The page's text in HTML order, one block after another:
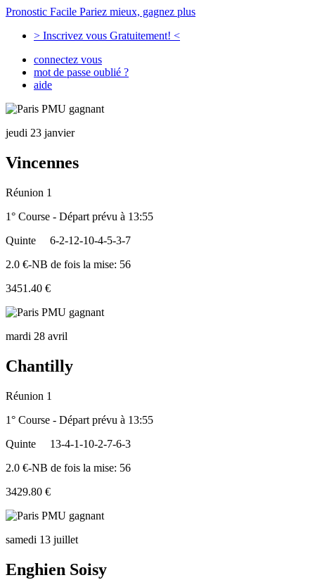
Pronostic Facile Pariez mieux, gagnez plus
> Inscrivez vous Gratuitement! <
connectez vous
mot de passe oublié ?
aide
jeudi 23 janvier
Vincennes
Réunion 1
1° Course - Départ prévu à 13:55
Quinte
6-2-12-10-4-5-3-7
2.0 €-NB de fois la mise: 56
3451.40 €
mardi 28 avril
Chantilly
Réunion 1
1° Course - Départ prévu à 13:55
Quinte
13-4-1-10-2-7-6-3
2.0 €-NB de fois la mise: 56
3429.80 €
samedi 13 juillet
Enghien Soisy